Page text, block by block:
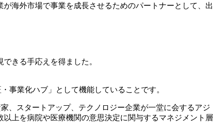
海外市場で事業を成長させるためのパートナーとして、出
きる手応えを得ました。
事業化ハブ」として機能していることです。
、スタートアップ、テクノロジー企業が一堂に会するアジ
上を病院や医療機関の意思決定に関与するマネジメント層